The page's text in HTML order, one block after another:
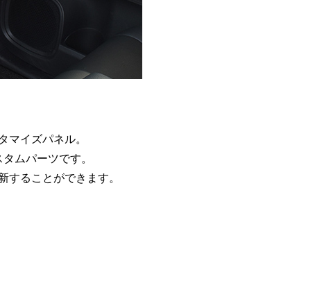
マイズパネル。
ムパーツです。
ることができます。